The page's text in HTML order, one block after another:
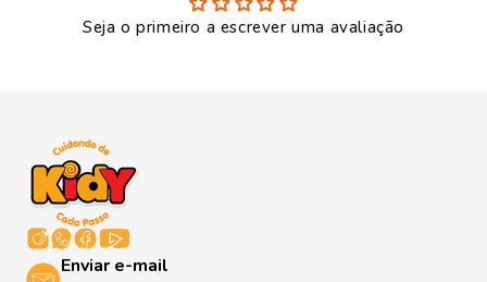
Seja o primeiro a escrever uma avaliação
Enviar e-mail